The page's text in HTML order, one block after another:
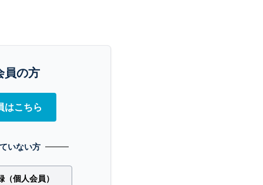
員の方
はこちら
いない方
個人会員）